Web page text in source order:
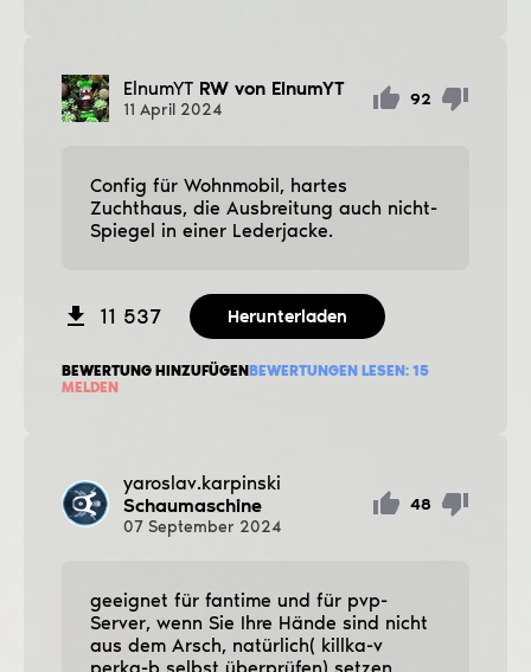
ElnumYT RW von ElnumYT
11 April 2024
92
Config für Wohnmobil, hartes
Zuchthaus, die Ausbreitung auch nicht-
Spiegel in einer Lederjacke.
11 537 Herunterladen
BEWERTUNG HINZUFÜGENBEWERTUNGEN LESEN: 15
MELDEN
yaroslav.karpinski
Schaumaschine
07 September 2024
48
geeignet für fantime und für pvp-
Server, wenn Sie Ihre Hände sind nicht
aus dem Arsch, natürlich( killka-v